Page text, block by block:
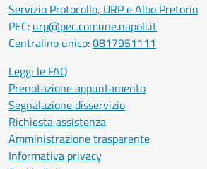
Servizio Protocollo, URP e Albo Pretorio
PEC: urp@pec.comune.napoli.it
Centralino unico:0817951111
Leggi le FAQ
Prenotazione appuntamento
Segnalazione disservizio
Richiesta assistenza
Amministrazione trasparente
Informativa privacy